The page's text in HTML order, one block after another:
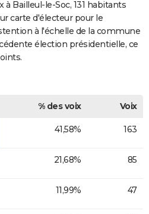
Bailleul-le-Soc, 131 habitants
carte d'électeur pour le
à l'échelle de la commune
élection présidentielle, ce
% des voix
Voix
41,58% 163
21,68% 85
11,99% 47